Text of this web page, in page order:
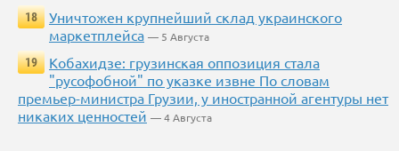
18
Уничтожен крупнейший склад украинского
маркетплейса — 5 Августа
19
Кобахидзе: грузинская оппозиция стала
"русофобной" по указке извне По словам
премьер-министра Грузии, у иностранной агентуры нет
никаких ценностей — 4 Августа